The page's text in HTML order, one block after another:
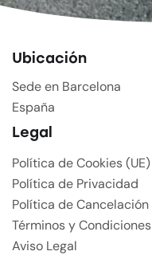
Ubicación
Sede en Barcelona
España
Legal
Política de Cookies (UE)
Política de Privacidad
Política de Cancelación
Términos y Condiciones
Aviso Legal